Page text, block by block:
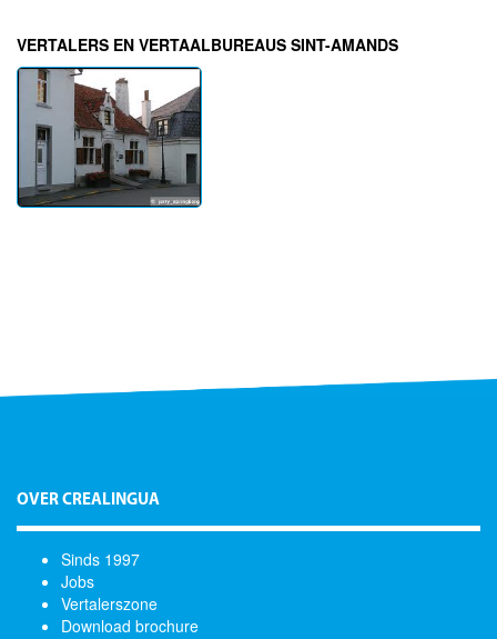
VERTALERS EN VERTAALBUREAUS SINT-AMANDS
OVER CREALINGUA
Sinds 1997
Jobs
Vertalerszone
Download brochure